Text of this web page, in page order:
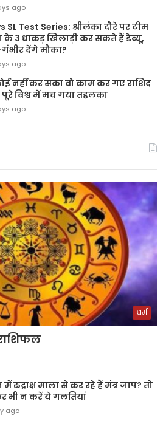
ago
SL Test Series: श्रीलंका दौरे पर टीम
के 3 धाकड़ खिलाड़ी कर सकते हैं डेब्यू,
देंगे मौका?
ago
नहीं कर सका वो काम कर गए राशिद
विश्व में मच गया तहलका
ago
धर्म
रुद्राक्ष माला से कर रहे हैं मंत्र जाप? तो
भी न करें ये गलतियां
ago